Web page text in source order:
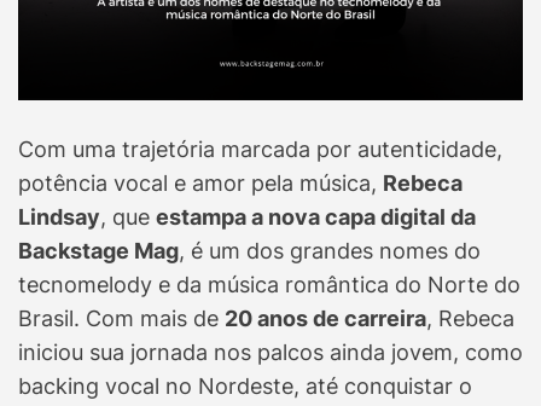
Com uma trajetória marcada por autenticidade,
potência vocal e amor pela música, Rebeca
Lindsay, que estampa a nova capa digital da
Backstage Mag, é um dos grandes nomes do
tecnomelody e da música romântica do Norte do
Brasil. Com mais de 20 anos de carreira, Rebeca
iniciou sua jornada nos palcos ainda jovem, como
backing vocal no Nordeste, até conquistar o